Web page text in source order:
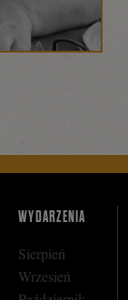
WYDARZENIA
Sierpień
Wrzesień